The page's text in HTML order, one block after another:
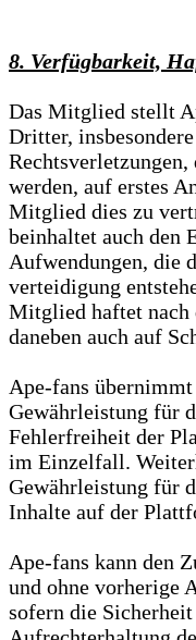
8. Verfügbarkeit,
Das Mitglied stellt
Dritter,
Rechtsverletzungen,
werden, auf erstes
Mitglied dies zu
beinhaltet auch den
Aufwendungen, die
verteidigung
Mitglied haftet nach
daneben auch auf
Ape-fans
Gewährleistung für
Fehlerfreiheit der
im Einzelfall.
Gewährleistung für
Inhalte auf der
Ape-fans kann den
und ohne vorherige
sofern die